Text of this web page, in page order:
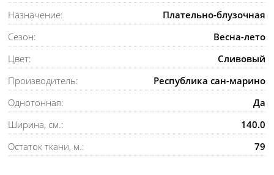
Назначение:
Плательно-блузочная
Сезон:
Весна-лето
Цвет:
Сливовый
Производитель:
Республика сан-марино
Однотонная:
Да
Ширина, см.:
140.0
Остаток ткани, м.:
79